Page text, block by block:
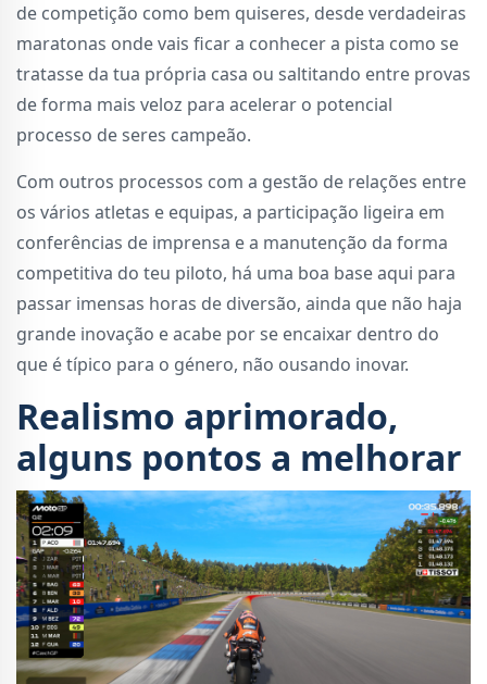
de competição como bem quiseres, desde verdadeiras
maratonas onde vais ficar a conhecer a pista como se
tratasse da tua própria casa ou saltitando entre provas
de forma mais veloz para acelerar o potencial
processo de seres campeão.
Com outros processos com a gestão de relações entre
os vários atletas e equipas, a participação ligeira em
conferências de imprensa e a manutenção da forma
competitiva do teu piloto, há uma boa base aqui para
passar imensas horas de diversão, ainda que não haja
grande inovação e acabe por se encaixar dentro do
que é típico para o género, não ousando inovar.
Realismo aprimorado,
alguns pontos a melhorar